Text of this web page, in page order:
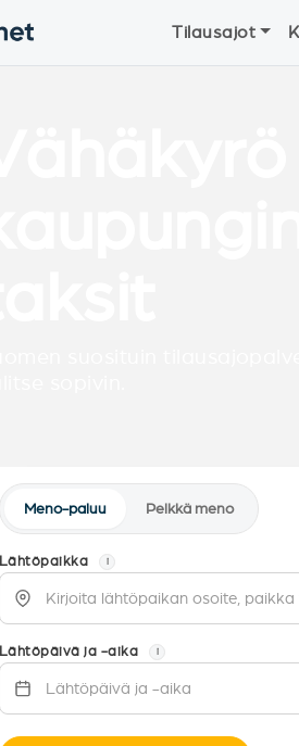
Tilausajot
Meno-paluu Pelkkä meno
Lähtöpaikka i
Lähtöpäivä ja -aika i